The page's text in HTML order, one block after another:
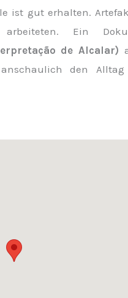
ist gut erhalten.
Ein
de Alcalar)
den